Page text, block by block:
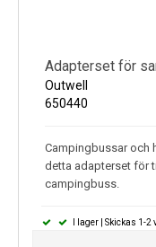
Adapterset för
Outwell
650440
Campingbussar och
detta adapterset för
campingbuss.
I lager | Skickas 1-2